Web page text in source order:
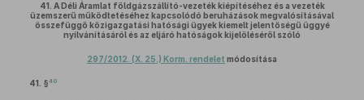
41. A Déli Áramlat földgázszállító-vezeték kiépítéséhez és a vezeték
üzemszerű működtetéséhez kapcsolódó beruházások megvalósításával
összefüggő közigazgatási hatósági ügyek kiemelt jelentőségű üggyé
nyilvánításáról és az eljáró hatóságok kijelöléséről szóló
297/2012. (X. 25.) Korm. rendelet módosítása
41. §40